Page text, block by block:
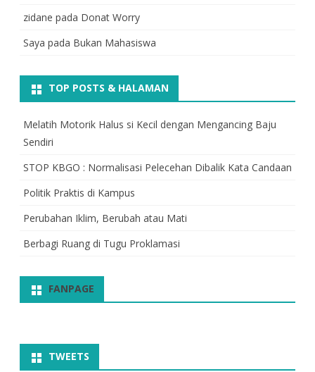
zidane pada Donat Worry
Saya pada Bukan Mahasiswa
TOP POSTS & HALAMAN
Melatih Motorik Halus si Kecil dengan Mengancing Baju
Sendiri
STOP KBGO : Normalisasi Pelecehan Dibalik Kata Candaan
Politik Praktis di Kampus
Perubahan Iklim, Berubah atau Mati
Berbagi Ruang di Tugu Proklamasi
FANPAGE
TWEETS